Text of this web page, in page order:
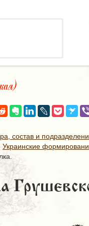
состав и
Украинские